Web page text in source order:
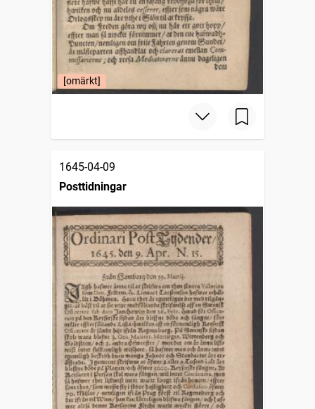
[omärkt]
1645-04-09
Posttidningar